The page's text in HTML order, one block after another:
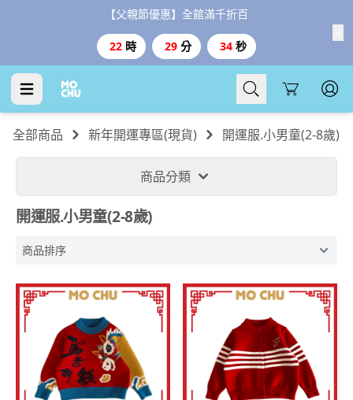
【父親節優惠】全館滿千折百
22 時 29 分 33 秒
Cart
全部商品 新年開運專區(現貨) 開運服.小男童(2-8歲)
商品分類
開運服.小男童(2-8歲)